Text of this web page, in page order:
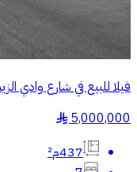
فيلا للبيع في شارع وادي
5,000,000
§
437م²